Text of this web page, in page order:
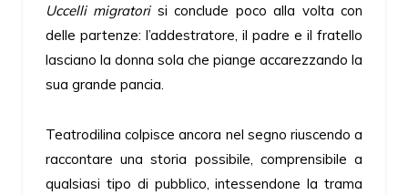
Uccelli migratorisi conclude poco alla volta con
delle partenze: l’addestratore, il padre e il fratello
lasciano la donna sola che piange accarezzando la
sua grande pancia.
Teatrodilina colpisce ancora nel segno riuscendo a
raccontare una storia possibile, comprensibile a
qualsiasi tipo di pubblico, intessendone la trama